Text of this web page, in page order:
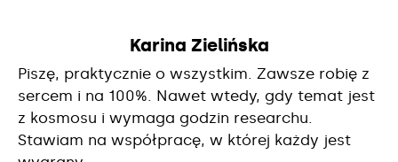
Karina Zielińska
Piszę, praktycznie o wszystkim. Zawsze robię z
sercem i na 100%. Nawet wtedy, gdy temat jest
z kosmosu i wymaga godzin researchu.
Stawiam na współpracę, w której każdy jest